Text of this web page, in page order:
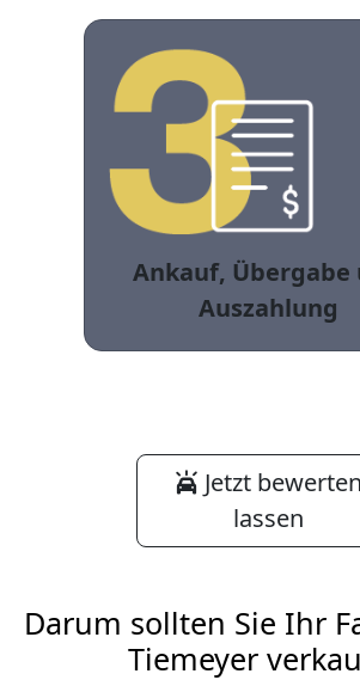
Ankauf, Übergabe
Auszahlung
Jetzt bewerten
lassen
Darum sollten Sie Ihr
Tiemeyer